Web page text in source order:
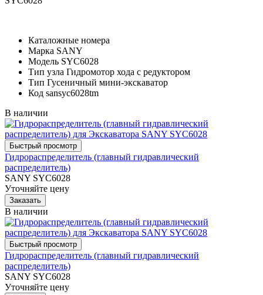
Каталожные номера
Марка SANY
Модель SYC6028
Тип узла Гидромотор хода с редуктором
Тип Гусеничный мини-экскаватор
Код sansyc6028tm
В наличии
Гидрораспределитель (главный гидравлический
распределитель)
SANY SYC6028
Уточняйте цену
В наличии
Гидрораспределитель (главный гидравлический
распределитель)
SANY SYC6028
Уточняйте цену